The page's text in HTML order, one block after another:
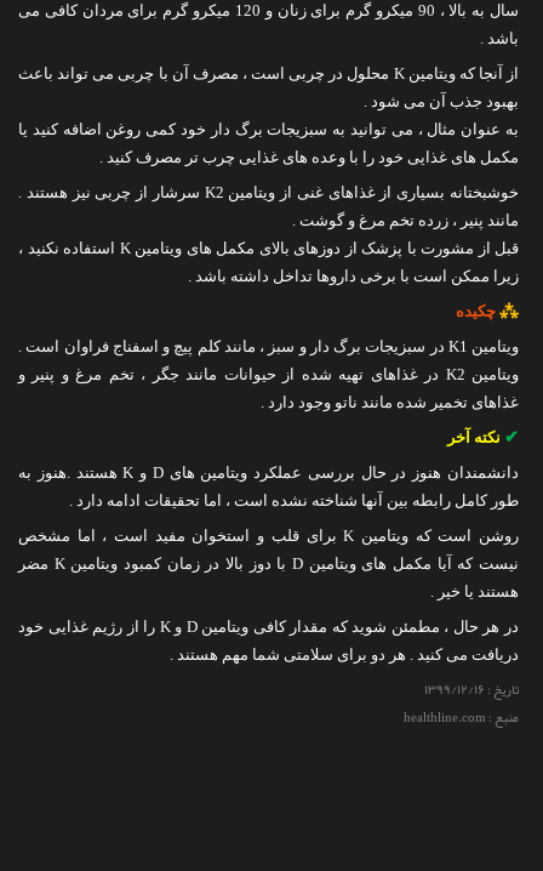
سال به بالا ، 90 میکرو گرم برای زنان و 120 میکرو گرم برای مردان کافی می
باشد .
از آنجا که ویتامین K محلول در چربی است ، مصرف آن با چربی می تواند باعث
بهبود جذب آن می شود .
به عنوان مثال ، می توانید به سبزیجات برگ دار خود کمی روغن اضافه کنید یا
مکمل های غذایی خود را با وعده های غذایی چرب تر مصرف کنید .
خوشبختانه بسیاری از غذاهای غنی از ویتامین K2 سرشار از چربی نیز هستند .
مانند پنیر ، زرده تخم مرغ و گوشت .
قبل از مشورت با پزشک از دوزهای بالای مکمل های ویتامین K استفاده نکنید ،
زیرا ممکن است با برخی داروها تداخل داشته باشد .
⁂ چکیده
ویتامین K1 در سبزیجات برگ دار و سبز ، مانند کلم پیچ و اسفناج فراوان است .
ویتامین K2 در غذاهای تهیه شده از حیوانات مانند جگر ، تخم مرغ و پنیر و
غذاهای تخمیر شده مانند ناتو وجود دارد .
✔ نکته آخر
دانشمندان هنوز در حال بررسی عملکرد ویتامین های D و K هستند .
هنوز به
طور کامل رابطه بین آنها شناخته نشده است ، اما تحقیقات ادامه دارد .
روشن است که ویتامین K برای قلب و استخوان مفید است ، اما مشخص
نیست که آیا مکمل های ویتامین D با دوز بالا در زمان کمبود ویتامین K مضر
هستند یا خیر .
در هر حال ، مطمئن شوید که مقدار کافی ویتامین D و K را از رژیم غذایی خود
دریافت می کنید . هر دو برای سلامتی شما مهم هستند .
تاریخ :۱۳۹۹/۱۲/۱۶
منبع : healthline.com